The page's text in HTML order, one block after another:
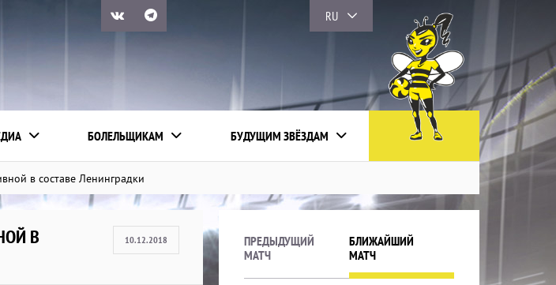
БОЛЕЛЬЩИКАМ БУДУЩИМ ЗВЁЗДАМ
RU
в составе Ленинградки
В
10.12.2018
ПРЕДЫДУЩИЙ
МАТЧ
БЛИЖАЙШИЙ
МАТЧ